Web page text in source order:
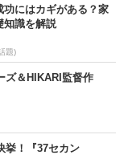
功にはカギがある？家
知識を解説
題)
ズ＆HIKARI監督作
挙！『37セカン